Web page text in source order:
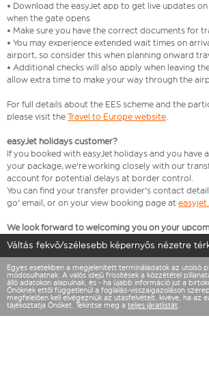
• Download the easyJet app to get live updates
when the gate opens
• Make sure you have the correct documents for
• You may experience extended wait times on
airport, so consider this when planning onward
• Additional checks will also apply when leaving
allow extra time to make your way through the
For full details about the EES scheme and the
please visit the Travel to Europe website.
easyJet holidays customer?
If you booked with easyJet holidays and you have
your package, we're working closely with our
account for potential delays at border control.
You can find your transfer provider's contact
go' email, or on your view booking page at
We look forward to welcoming you on your
Váltás fekvő/szélesebb képernyős nézetre
Egyes esetekben a megjelenített termináladatok az utolsó
módosulhatnak. A valós idejű frissítések a közzététel
álló adatokon alapulnak, és - ha újabb információ jut a
Önöknek ettől függetlenül a foglalás-visszaigazoláson
megfelelően kell elvégezniük az utasfelvételt, kivéve, ha az
tájékoztatja Önöket. Tekintse meg a teljes járatlistát.